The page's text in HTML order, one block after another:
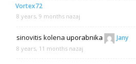
Vortex72
8 years, 9 months nazaj
sinovitis kolena uporabnika Jany
8 years, 11 months nazaj